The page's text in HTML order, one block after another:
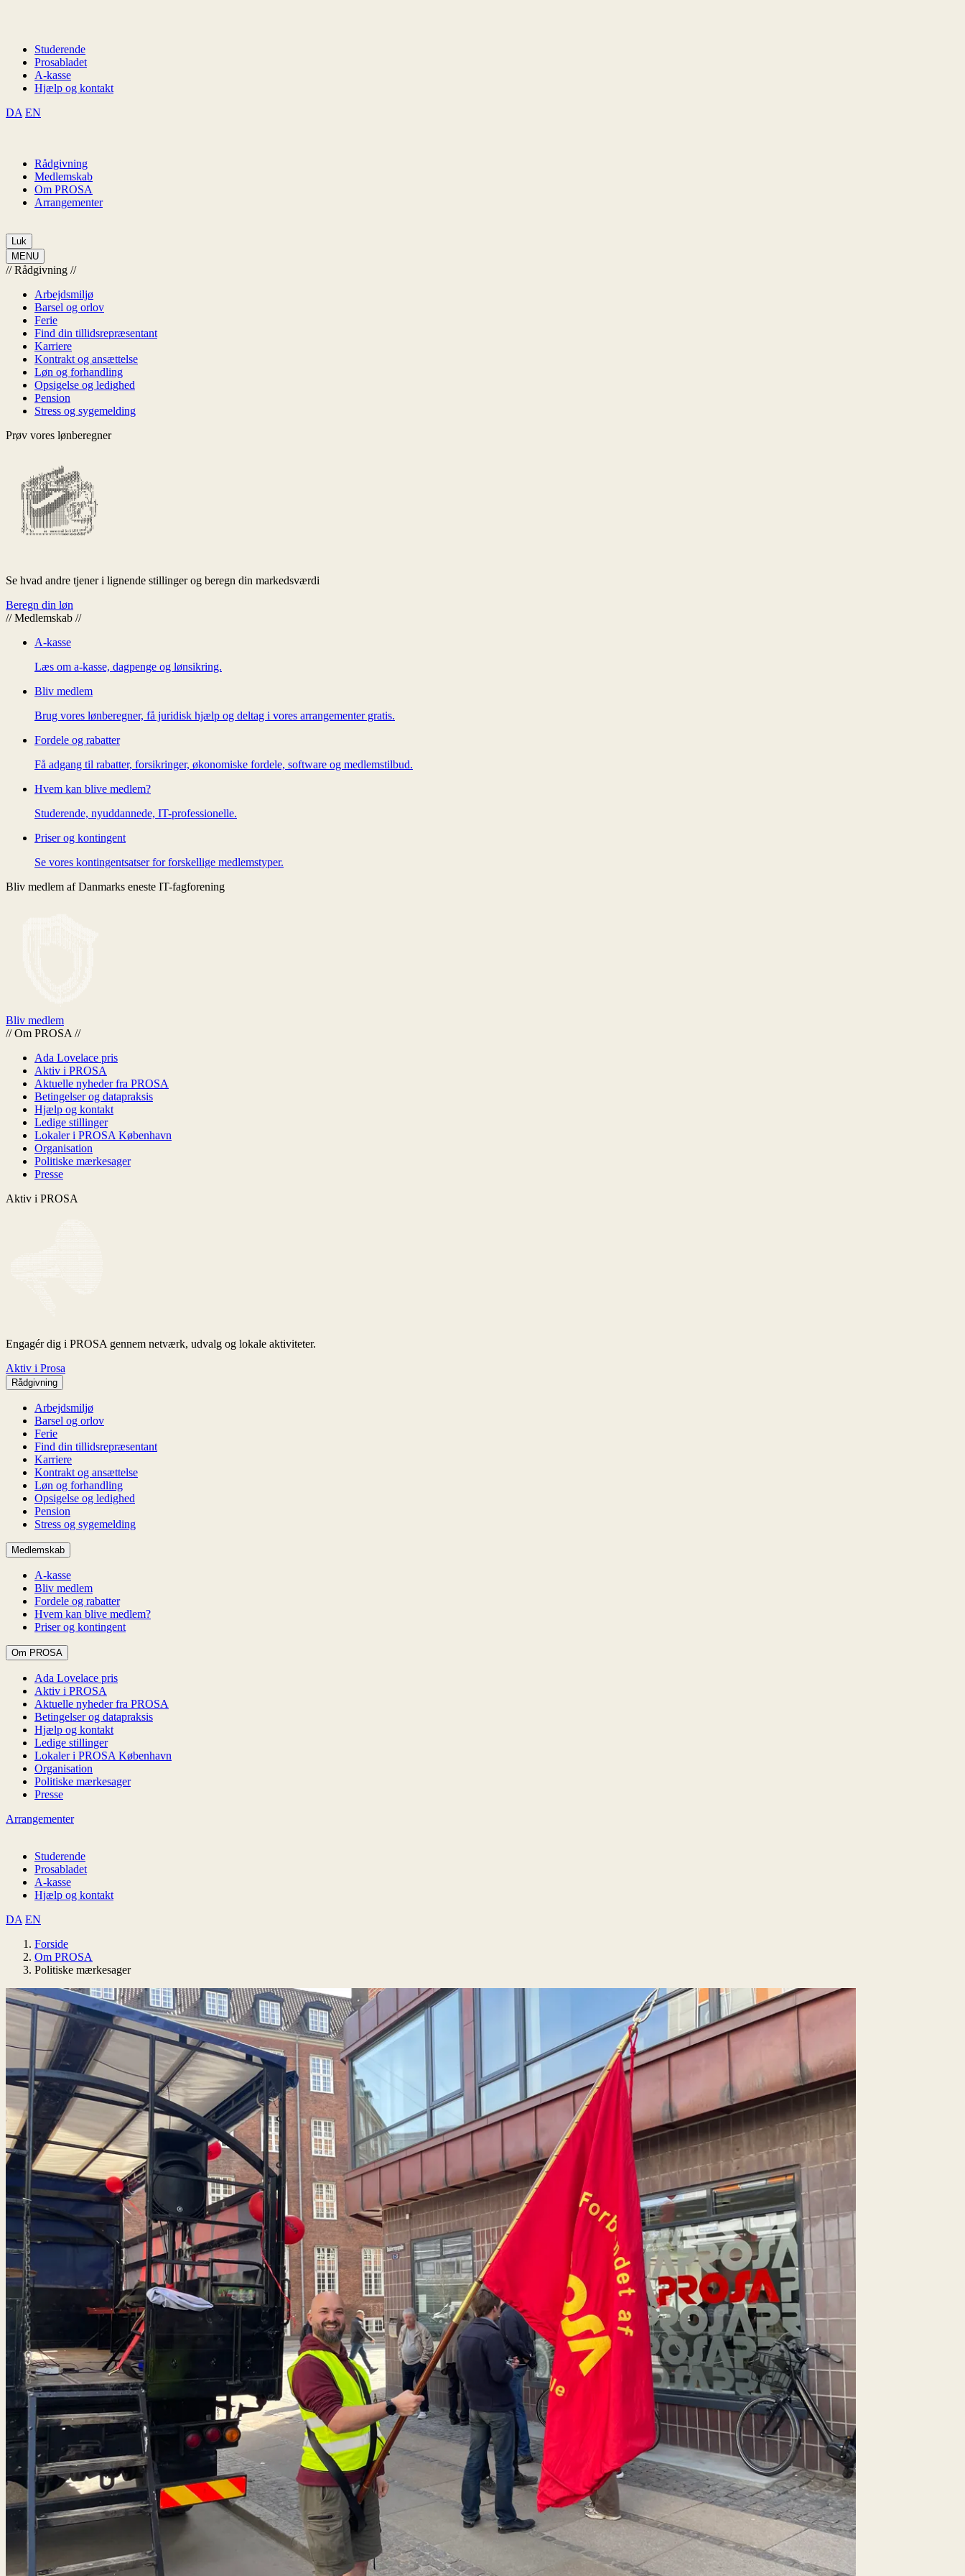
Studerende
Prosabladet
A-kasse
Hjælp og kontakt
DA EN
Rådgivning
Medlemskab
Om PROSA
Arrangementer
Luk
MENU
// Rådgivning //
Arbejdsmiljø
Barsel og orlov
Ferie
Find din tillidsrepræsentant
Karriere
Kontrakt og ansættelse
Løn og forhandling
Opsigelse og ledighed
Pension
Stress og sygemelding
Prøv vores lønberegner
Se hvad andre tjener i lignende stillinger og beregn din markedsværdi
Beregn din løn
// Medlemskab //
A-kasse
Læs om a-kasse, dagpenge og lønsikring.
Bliv medlem
Brug vores lønberegner, få juridisk hjælp og deltag i vores arrangementer gratis.
Fordele og rabatter
Få adgang til rabatter, forsikringer, økonomiske fordele, software og medlemstilbud.
Hvem kan blive medlem?
Studerende, nyuddannede, IT-professionelle.
Priser og kontingent
Se vores kontingentsatser for forskellige medlemstyper.
Bliv medlem af Danmarks eneste IT-fagforening
Bliv medlem
// Om PROSA //
Ada Lovelace pris
Aktiv i PROSA
Aktuelle nyheder fra PROSA
Betingelser og datapraksis
Hjælp og kontakt
Ledige stillinger
Lokaler i PROSA København
Organisation
Politiske mærkesager
Presse
Aktiv i PROSA
Engagér dig i PROSA gennem netværk, udvalg og lokale aktiviteter.
Aktiv i Prosa
Rådgivning
Arbejdsmiljø
Barsel og orlov
Ferie
Find din tillidsrepræsentant
Karriere
Kontrakt og ansættelse
Løn og forhandling
Opsigelse og ledighed
Pension
Stress og sygemelding
Medlemskab
A-kasse
Bliv medlem
Fordele og rabatter
Hvem kan blive medlem?
Priser og kontingent
Om PROSA
Ada Lovelace pris
Aktiv i PROSA
Aktuelle nyheder fra PROSA
Betingelser og datapraksis
Hjælp og kontakt
Ledige stillinger
Lokaler i PROSA København
Organisation
Politiske mærkesager
Presse
Arrangementer
Studerende
Prosabladet
A-kasse
Hjælp og kontakt
DA EN
Forside
Om PROSA
Politiske mærkesager